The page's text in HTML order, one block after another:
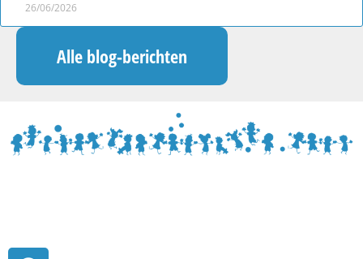
26/06/2026
Alle blog-berichten